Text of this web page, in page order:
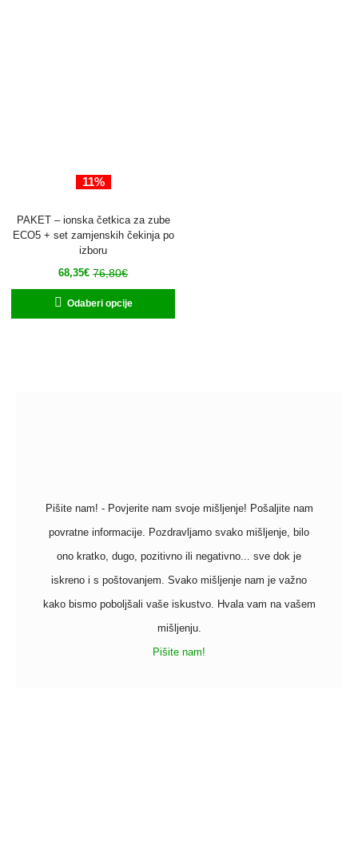
11%
PAKET – ionska četkica za zube
ECO5 + set zamjenskih čekinja po
izboru
68,35€ 76,80€
Odaberi opcije
Pišite nam! - Povjerite nam svoje mišljenje! Pošaljite nam
povratne informacije. Pozdravljamo svako mišljenje, bilo
ono kratko, dugo, pozitivno ili negativno... sve dok je
iskreno i s poštovanjem. Svako mišljenje nam je važno
kako bismo poboljšali vaše iskustvo. Hvala vam na vašem
mišljenju.
Pišite nam!